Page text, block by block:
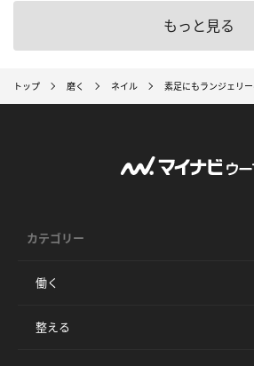
もっと見る
トップ 磨く ネイル 素足にもランジェリ
カテゴリー
働く
整える